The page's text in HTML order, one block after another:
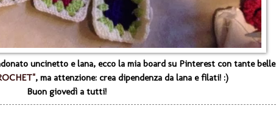
uncinetto e lana, ecco la mia board su Pinterest con tante belle
, ma attenzione: crea dipendenza da lana e filati! :)
Buon giovedì a tutti!